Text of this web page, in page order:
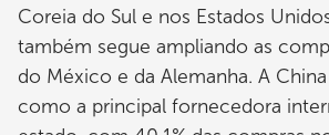
Coreia do Sul e nos Estados
também segue ampliando as
do México e da Alemanha. A
como a principal fornecedora